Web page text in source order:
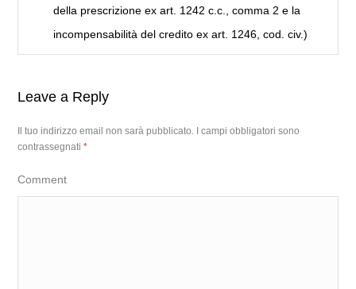
della prescrizione ex art. 1242 c.c., comma 2 e la
incompensabilità del credito ex art. 1246, cod. civ.)
Leave a Reply
Il tuo indirizzo email non sarà pubblicato.
I campi obbligatori sono
contrassegnati*
Comment